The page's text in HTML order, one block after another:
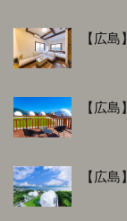
【広
【広
【広